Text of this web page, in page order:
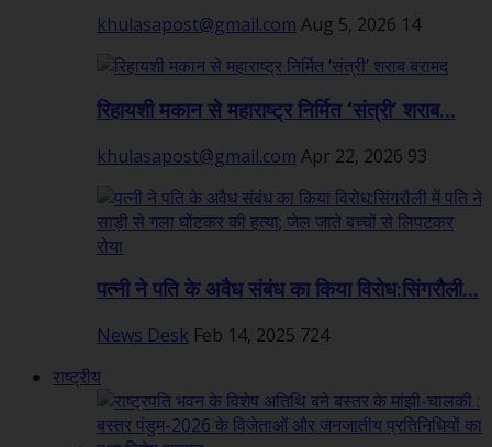
khulasapost@gmail.com Aug 5, 2026 14
रिहायशी मकान से महाराष्ट्र निर्मित ‘संत्री’ शराब...
khulasapost@gmail.com Apr 22, 2026 93
पत्नी ने पति के अवैध संबंध का किया विरोध:सिंगरौली...
News Desk Feb 14, 2025 724
राष्ट्रीय